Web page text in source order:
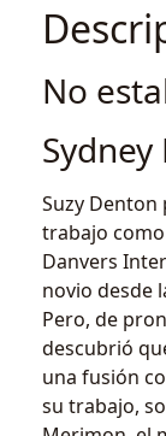
No
Suzy
trabajo
Danvers
novio desde
Pero, de
descubrió
una fusión
su trabajo,